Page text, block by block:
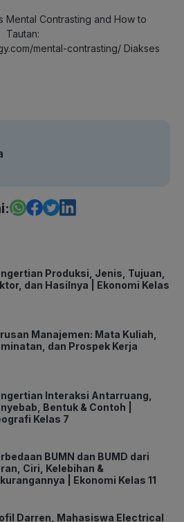
Mental Contrasting and How to
Tautan:
mental-contrasting/ Diakses
Produksi, Jenis, Tujuan,
dan Hasilnya | Ekonomi Kelas
Manajemen: Mata Kuliah,
dan Prospek Kerja
Interaksi Antarruang,
Bentuk & Contoh |
Kelas 7
BUMN dan BUMD dari
Ciri, Kelebihan &
| Ekonomi Kelas 11
Darren, Mahasiswa Electrical